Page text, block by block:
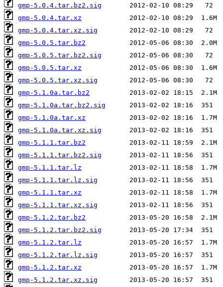
gmp-5.0.4.tar.bz2.sig
gmp-5.0.4.tar.xz
gmp-5.0.4.tar.xz.sig
gmp-5.0.5.tar.bz2
gmp-5.0.5.tar.bz2.sig
gmp-5.0.5.tar.xz
gmp-5.0.5.tar.xz.sig
gmp-5.1.0a.tar.bz2
gmp-5.1.0a.tar.bz2.sig
gmp-5.1.0a.tar.xz
gmp-5.1.0a.tar.xz.sig
gmp-5.1.1.tar.bz2
gmp-5.1.1.tar.bz2.sig
gmp-5.1.1.tar.lz
gmp-5.1.1.tar.lz.sig
gmp-5.1.1.tar.xz
gmp-5.1.1.tar.xz.sig
gmp-5.1.2.tar.bz2
gmp-5.1.2.tar.bz2.sig
gmp-5.1.2.tar.lz
gmp-5.1.2.tar.lz.sig
gmp-5.1.2.tar.xz
gmp-5.1.2.tar.xz.sig